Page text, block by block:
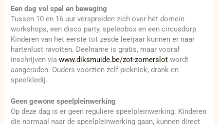
Een dag vol spel en beweging
Tussen 10 en 16 uur verspreiden zich over het domein
workshops, een disco party, speleobox en een circusdorp.
Kinderen van het eerste tot zesde leerjaar kunnen er naar
hartenlust ravotten. Deelname is gratis, maar vooraf
inschrijven viawww.diksmuide.be/zot-zomerslot wordt
aangeraden. Ouders voorzien zelf picknick, drank en
speelkledij.
Geen gewone speelpleinwerking
Op deze dag is er geen reguliere speelpleinwerking. Kinderen
die normaal naar de speelpleinwerking gaan, kunnen direct